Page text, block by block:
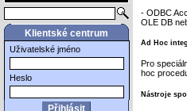
Klientské centrum
Uživatelské jméno
Heslo
- ODBC
OLE DB
Ad Hoc
Pro
hoc
Nástroje